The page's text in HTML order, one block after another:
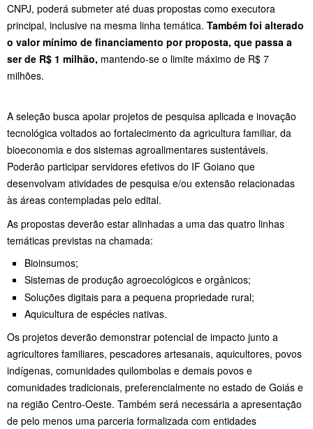
CNPJ, poderá submeter até duas propostas como executora
principal, inclusive na mesma linha temática. Também foi alterado
o valor mínimo de financiamento por proposta, que passa a
ser de R$ 1 milhão, mantendo-se o limite máximo de R$ 7
milhões.
A seleção busca apoiar projetos de pesquisa aplicada e inovação
tecnológica voltados ao fortalecimento da agricultura familiar, da
bioeconomia e dos sistemas agroalimentares sustentáveis.
Poderão participar servidores efetivos do IF Goiano que
desenvolvam atividades de pesquisa e/ou extensão relacionadas
às áreas contempladas pelo edital.
As propostas deverão estar alinhadas a uma das quatro linhas
temáticas previstas na chamada:
Bioinsumos;
Sistemas de produção agroecológicos e orgânicos;
Soluções digitais para a pequena propriedade rural;
Aquicultura de espécies nativas.
Os projetos deverão demonstrar potencial de impacto junto a
agricultores familiares, pescadores artesanais, aquicultores, povos
indígenas, comunidades quilombolas e demais povos e
comunidades tradicionais, preferencialmente no estado de Goiás e
na região Centro-Oeste. Também será necessária a apresentação
de pelo menos uma parceria formalizada com entidades